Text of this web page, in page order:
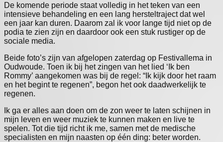
De komende periode staat volledig in het teken van een
intensieve behandeling en een lang hersteltraject dat wel
een jaar kan duren. Daarom zal ik voor lange tijd niet op de
podia te zien zijn en daardoor ook een stuk rustiger op de
sociale media.
Beide foto’s zijn van afgelopen zaterdag op Festivallema in
Oudwoude. Toen ik bij het zingen van het lied ‘Ik ben
Rommy’ aangekomen was bij de regel: “Ik kijk door het raam
en het begint te regenen”, begon het ook daadwerkelijk te
regenen.
Ik ga er alles aan doen om de zon weer te laten schijnen in
mijn leven en weer muziek te kunnen maken en live te
spelen. Tot die tijd richt ik me, samen met de medische
specialisten en mijn naasten op één ding: beter worden.